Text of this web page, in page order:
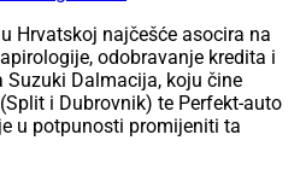
Hrvatskoj najčešće asocira na
odobravanje kredita i
Suzuki Dalmacija, koju čine
i Dubrovnik) te Perfekt-auto
u potpunosti promijeniti ta